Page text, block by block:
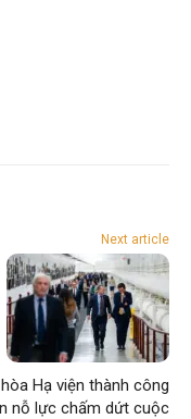
Next article
Hạ viện thành công
nỗ lực chấm dứt cuộc